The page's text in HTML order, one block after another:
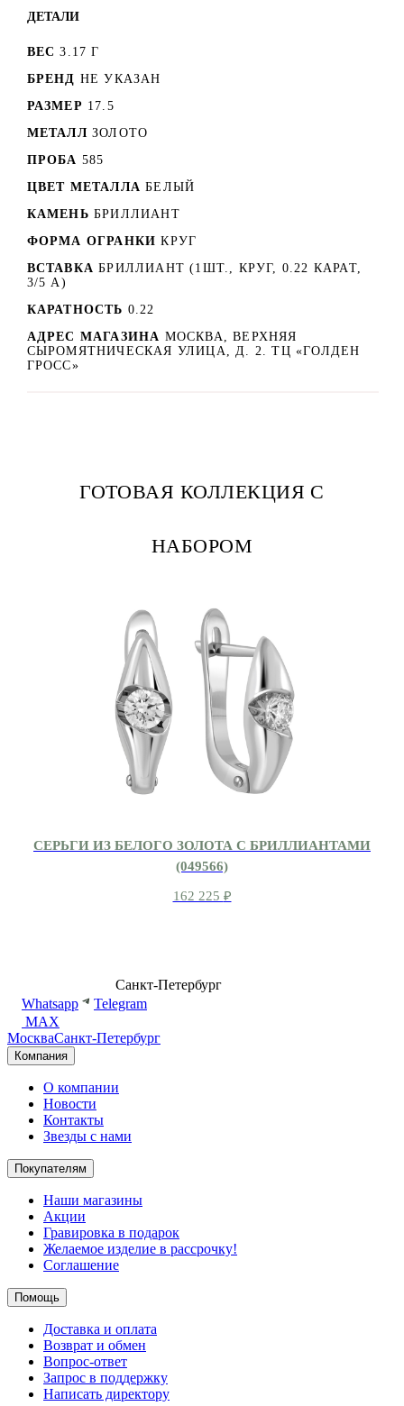
ДЕТАЛИ
ВЕС 3.17 Г
БРЕНД НЕ УКАЗАН
РАЗМЕР 17.5
МЕТАЛЛ ЗОЛОТО
ПРОБА 585
ЦВЕТ МЕТАЛЛА БЕЛЫЙ
КАМЕНЬ БРИЛЛИАНТ
ФОРМА ОГРАНКИ КРУГ
ВСТАВКА БРИЛЛИАНТ (1ШТ., КРУГ, 0.22 КАРАТ,
3/5 А)
КАРАТНОСТЬ 0.22
АДРЕС МАГАЗИНА МОСКВА, ВЕРХНЯЯ
СЫРОМЯТНИЧЕСКАЯ УЛИЦА, Д. 2. ТЦ «ГОЛДЕН
ГРОСС»
ГОТОВАЯ КОЛЛЕКЦИЯ С
НАБОРОМ
СЕРЬГИ ИЗ БЕЛОГО ЗОЛОТА С БРИЛЛИАНТАМИ
(049566)
162 225 ₽
Санкт-Петербург
Whatsapp
Telegram
MAX
МоскваСанкт-Петербург
Компания
О компании
Новости
Контакты
Звезды с нами
Покупателям
Наши магазины
Акции
Гравировка в подарок
Желаемое изделие в рассрочку!
Соглашение
Помощь
Доставка и оплата
Возврат и обмен
Вопрос-ответ
Запрос в поддержку
Написать директору